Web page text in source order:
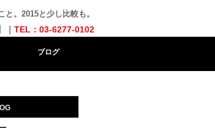
。2015と少し比較も。
TEL：03-6277-0102
ブログ